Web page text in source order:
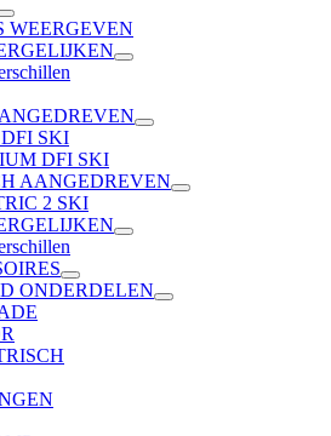
WEERGEVEN
SKI
DFI SKI
AANGEDREVEN
2 SKI
ONDERDELEN